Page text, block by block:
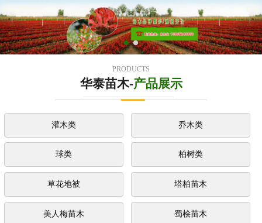
PRODUCTS
华泰苗木-产品展示
灌木类 乔木类
球类 柏树类
草花地被 塔柏苗木
美人梅苗木 蜀桧苗木